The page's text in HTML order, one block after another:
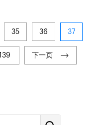
35 36 37
下一页